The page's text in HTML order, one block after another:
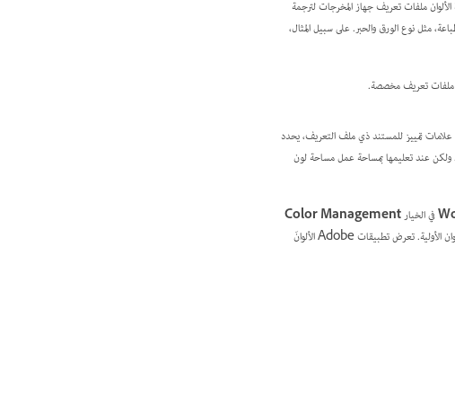
ملفات تعريف جهاز المخرجات لترجمة
مثل نوع الورق والحبر. على سبيل المثال،
ملفات تعريف مخصصة.
تمييزللمستند ذي ملف التعريف، يحدد
في الخيارColor Management
وتحتوي فقط على أرقام الألوان الأولية. تعرض تطبيقات Adobe الألوانَ